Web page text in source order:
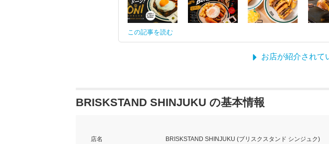
この記事を読む
お店が紹介されて
BRISKSTAND SHINJUKU の基本情報
店名 BRISKSTAND SHINJUKU (ブリスクスタンド シンジュク)